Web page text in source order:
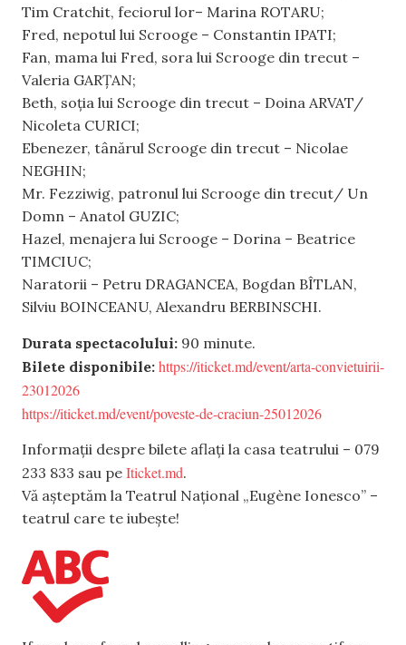
Tim Cratchit, feciorul lor– Marina ROTARU;
Fred, nepotul lui Scrooge – Constantin IPATI;
Fan, mama lui Fred, sora lui Sсrooge din trecut –
Valeria GARȚAN;
Beth, soţia lui Scrooge din trecut – Doina ARVAT/
Nicoleta CURICI;
Ebenezer, tânărul Scrooge din trecut – Nicolae
NEGHIN;
Mr. Fezziwig, patronul lui Scrooge din trecut/ Un
Domn – Anatol GUZIC;
Hazel, menajera lui Scrooge – Dorina – Beatrice
TIMCIUC;
Naratorii – Petru DRAGANCEA, Bogdan BÎTLAN,
Silviu BOINCEANU, Alexandru BERBINSCHI.
Durata spectacolului: 90 minute.
Bilete disponibile: https://iticket.md/event/arta-convietuirii-
23012026
https://iticket.md/event/poveste-de-craciun-25012026
Informații despre bilete aflați la casa teatrului – 079
233 833 sau pe Iticket.md.
Vă așteptăm la Teatrul Național „Eugène Ionesco” –
teatrul care te iubește!